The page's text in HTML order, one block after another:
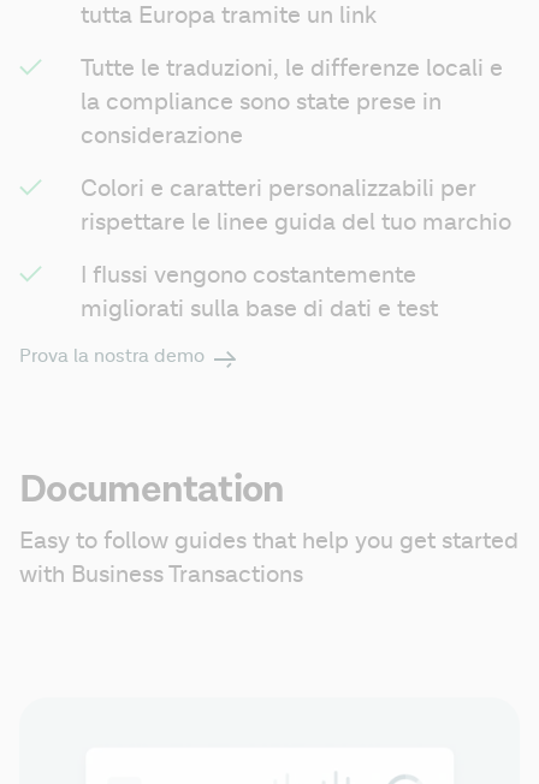
tutta Europa tramite un link
Tutte le traduzioni, le differenze locali e
la compliance sono state prese in
considerazione
Colori e caratteri personalizzabili per
rispettare le linee guida del tuo marchio
I flussi vengono costantemente
migliorati sulla base di dati e test
Prova la nostra demo
Documentation
Easy to follow guides that help you get started
with Business Transactions